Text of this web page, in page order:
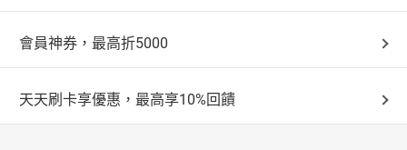
會員神券，最高折5000
天天刷卡享優惠，最高享10%回饋